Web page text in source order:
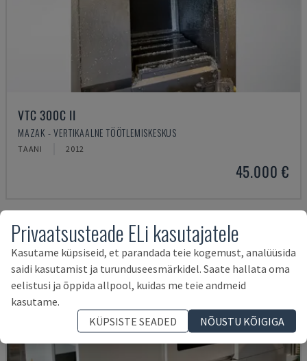
VTC 300C II
MAZAK - VERTIKAALNE TÖÖTLEMISKESKUS
TAANI 2012
45.000 €
Privaatsusteade ELi kasutajatele
Kasutame küpsiseid, et parandada teie kogemust, analüüsida
saidi kasutamist ja turunduseesmärkidel. Saate hallata oma
eelistusi ja õppida allpool, kuidas me teie andmeid
kasutame.
KÜPSISTE SEADED
NÕUSTU KÕIGIGA